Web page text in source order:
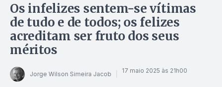
Os infelizes sentem-se vítimas
de tudo e de todos; os felizes
acreditam ser fruto dos seus
méritos
Jorge Wilson Simeira Jacob 17 maio 2025 às 21h00